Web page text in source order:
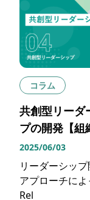
コラム
共創型リー
プの開発【組
2025/06/03
リーダーシッ
アプローチに
Rel